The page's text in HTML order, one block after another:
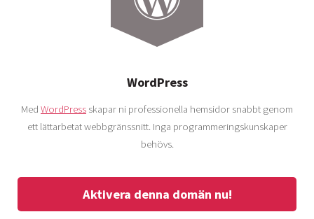
WordPress
Med WordPress skapar ni professionella hemsidor snabbt genom
ett lättarbetat webbgränssnitt. Inga programmeringskunskaper
behövs.
Aktivera denna domän nu!